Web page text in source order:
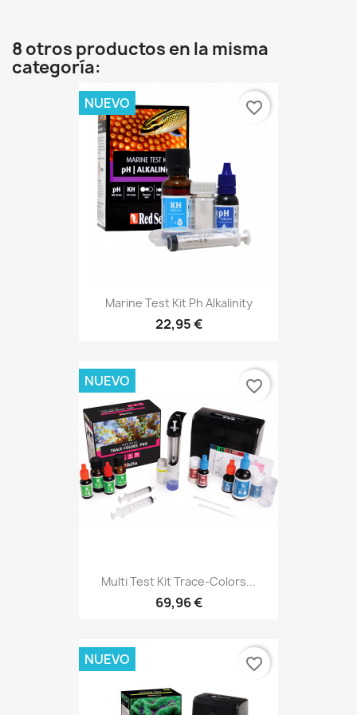
8 otros productos en la misma
categoría:
Marine Test Kit Ph Alkalinity
22,95 €
NUEVO favorite_border
Multi Test Kit Trace-Colors...
69,96 €
NUEVO favorite_border
NUEVO favorite_border